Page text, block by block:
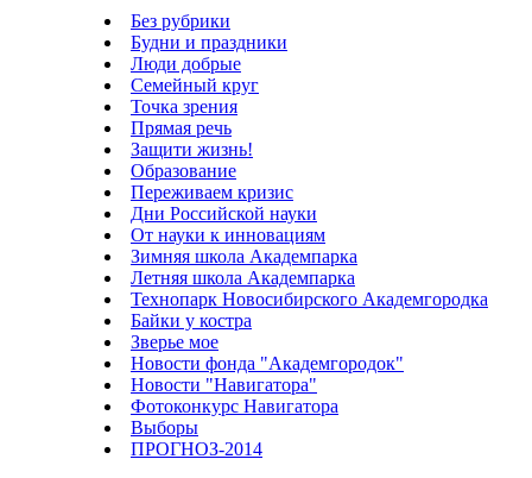
Без рубрики
Будни и праздники
Люди добрые
Семейный круг
Точка зрения
Прямая речь
Защити жизнь!
Образование
Переживаем кризис
Дни Российской науки
От науки к инновациям
Зимняя школа Академпарка
Летняя школа Академпарка
Технопарк Новосибирского Академгородка
Байки у костра
Зверье мое
Новости фонда "Академгородок"
Новости "Навигатора"
Фотоконкурс Навигатора
Выборы
ПРОГНОЗ-2014